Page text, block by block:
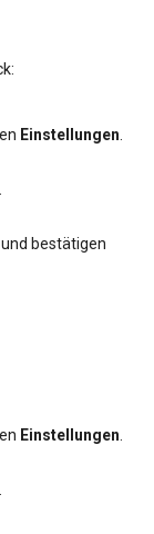
Einstellungen.
.
und bestätigen
Einstellungen.
.